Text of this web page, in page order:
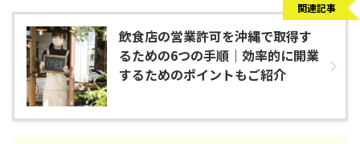
飲食店の営業許可を沖縄で取得す
るための6つの手順｜効率的に開業
するためのポイントもご紹介
関連記事